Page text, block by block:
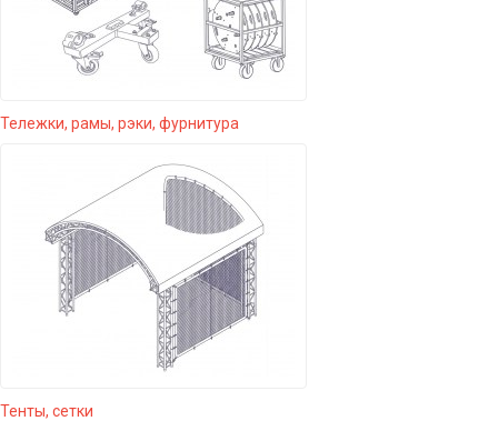
Тележки, рамы, рэки, фурнитура
Тенты, сетки